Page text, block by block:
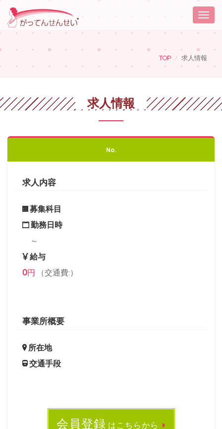
Toggle
TOP 求人情報
求人情報
No.
求人内容
募集科目
勤務日時
～
給与
0円 （交通費:）
事業所概要
所在地
交通手段
会員登録 はこちらから